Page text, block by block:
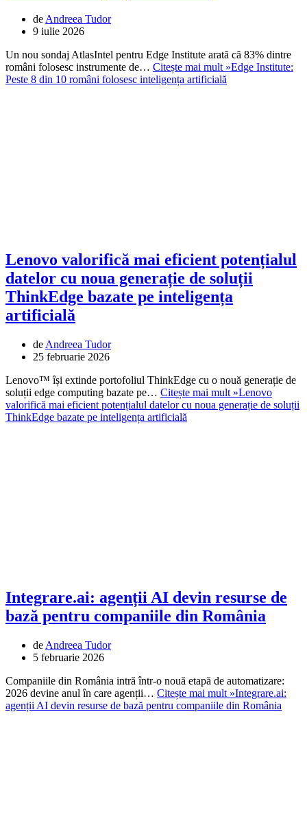
deAndreea Tudor
9 iulie 2026
Un nou sondaj AtlasIntel pentru Edge Institute arată că 83% dintre
români folosesc instrumente de… Citește mai mult »Edge Institute:
Peste 8 din 10 români folosesc inteligența artificială
Lenovo valorifică mai eficient potențialul
datelor cu noua generație de soluții
ThinkEdge bazate pe inteligența
artificială
de Andreea Tudor
25 februarie 2026
Lenovo™ își extinde portofoliul ThinkEdge cu o nouă generație de
soluții edge computing bazate pe… Citește mai mult »Lenovo
valorifică mai eficient potențialul datelor cu noua generație de soluții
ThinkEdge bazate pe inteligența artificială
Integrare.ai: agenții AI devin resurse de
bază pentru companiile din România
de Andreea Tudor
5 februarie 2026
Companiile din România intră într-o nouă etapă de automatizare:
2026 devine anul în care agenții… Citește mai mult »Integrare.ai:
agenții AI devin resurse de bază pentru companiile din România